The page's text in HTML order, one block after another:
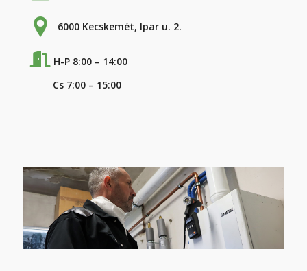
6000 Kecskemét, Ipar u. 2.
H-P 8:00 – 14:00
Cs 7:00 – 15:00